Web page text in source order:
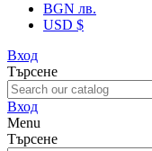
BGN лв.
USD $
Вход
Търсене
Вход
Menu
Търсене